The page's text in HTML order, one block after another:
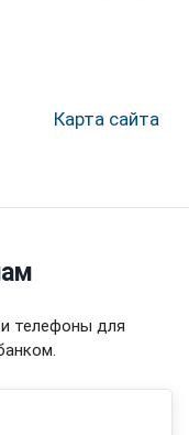
Карта сайта
телефоны для